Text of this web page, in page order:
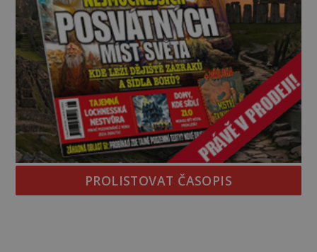
PROLISTOVAT ČASOPIS